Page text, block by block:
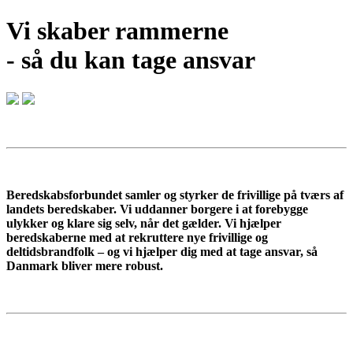
Vi skaber rammerne
- så du kan tage ansvar
Beredskabsforbundet samler og styrker de frivillige på tværs af
landets beredskaber. Vi uddanner borgere i at forebygge
ulykker og klare sig selv, når det gælder. Vi hjælper
beredskaberne med at rekruttere nye frivillige og
deltidsbrandfolk – og vi hjælper dig med at tage ansvar, så
Danmark bliver mere robust.